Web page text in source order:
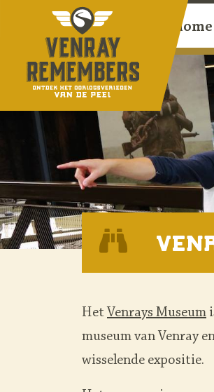
home
Het Venrays Museum
museum van Venray
wisselende expositie.